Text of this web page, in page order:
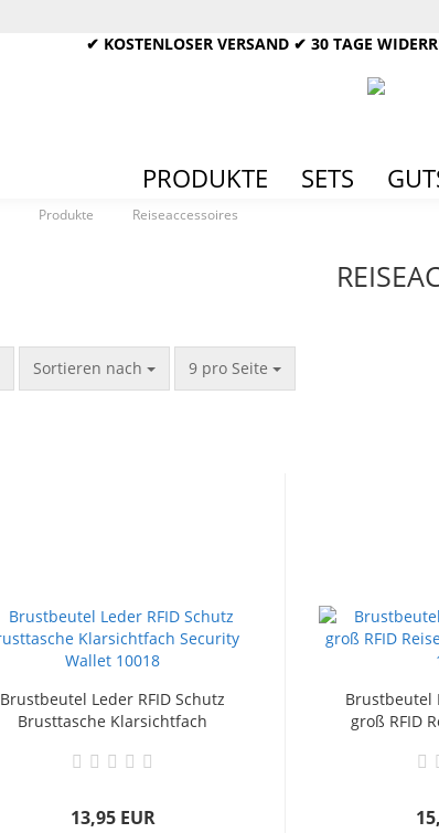
✔ KOSTENLOSER VERSAND ✔ 30 TAGE
PRODUKTE SETS
Produkte Reiseaccessoires
Sortieren nach 9 pro Seite
Brustbeutel Leder RFID Schutz
Brusttasche Klarsichtfach
13,95 EUR
Brustbeutel
groß RFID